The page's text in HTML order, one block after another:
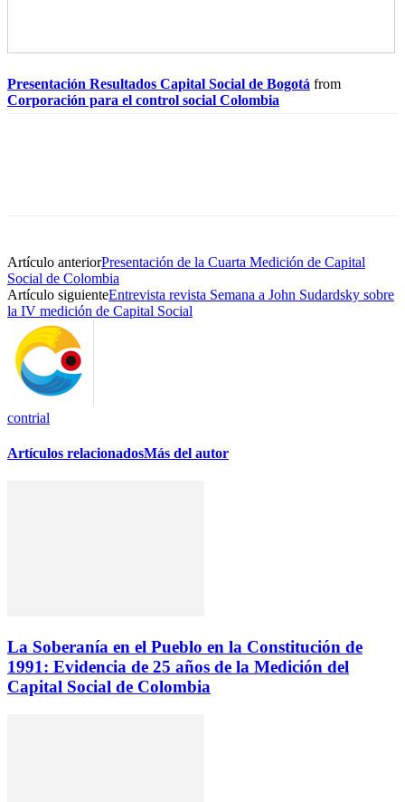
Presentación Resultados Capital Social de Bogotá from
Corporación para el control social Colombia
Artículo anteriorPresentación de la Cuarta Medición de Capital
Social de Colombia
Artículo siguienteEntrevista revista Semana a John Sudardsky sobre
la IV medición de Capital Social
contrial
Artículos relacionadosMás del autor
La Soberanía en el Pueblo en la Constitución de
1991: Evidencia de 25 años de la Medición del
Capital Social de Colombia